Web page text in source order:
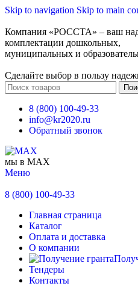
Skip to navigation Skip to main
Компания «РОССТА» – ваш
комплектации дошкольных,
муниципальных и
Сделайте выбор в пользу
8 (800) 100-49-33
info@kr2020.ru
Обратный звонок
мы в MAX
Меню
8 (800) 100-49-33
Главная страница
Каталог
Оплата и доставка
О компании
Тендеры
Контакты